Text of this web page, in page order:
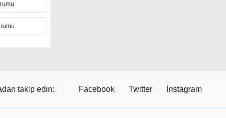
sayfadaki
takip edin: Facebook Twitter İnstagram